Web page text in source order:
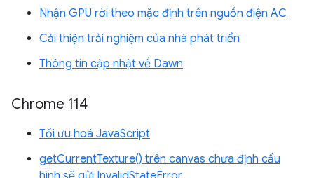
Nhận GPU rời theo mặc định trên nguồn điện AC
Cải thiện trải nghiệm của nhà phát triển
Thông tin cập nhật về Dawn
Chrome 114
Tối ưu hoá JavaScript
getCurrentTexture() trên canvas chưa định cấu